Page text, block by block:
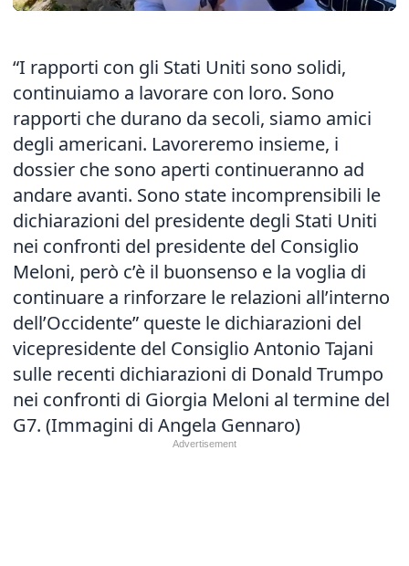
“I rapporti con gli Stati Uniti sono solidi,
continuiamo a lavorare con loro. Sono
rapporti che durano da secoli, siamo amici
degli americani. Lavoreremo insieme, i
dossier che sono aperti continueranno ad
andare avanti. Sono state incomprensibili le
dichiarazioni del presidente degli Stati Uniti
nei confronti del presidente del Consiglio
Meloni, però c’è il buonsenso e la voglia di
continuare a rinforzare le relazioni all’interno
dell’Occidente” queste le dichiarazioni del
vicepresidente del Consiglio Antonio Tajani
sulle recenti dichiarazioni di Donald Trumpo
nei confronti di Giorgia Meloni al termine del
G7. (Immagini di Angela Gennaro)